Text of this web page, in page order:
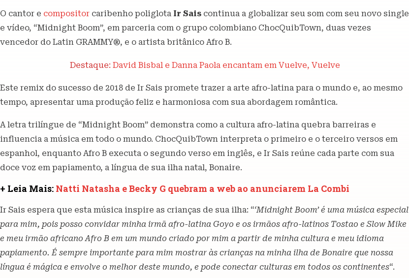
O cantor e compositor caribenho poliglota Ir Sais continua a globalizar seu som com seu novo single
e vídeo, “Midnight Boom”, em parceria com o grupo colombiano ChocQuibTown, duas vezes
vencedor do Latin GRAMMY®, e o artista britânico Afro B.
Destaque:David Bisbal e Danna Paola encantam em Vuelve, Vuelve
Este remix do sucesso de 2018 de Ir Sais promete trazer a arte afro-latina para o mundo e, ao mesmo
tempo, apresentar uma produção feliz e harmoniosa com sua abordagem romântica.
A letra trilíngue de “Midnight Boom” demonstra como a cultura afro-latina quebra barreiras e
influencia a música em todo o mundo. ChocQuibTown interpreta o primeiro e o terceiro versos em
espanhol, enquanto Afro B executa o segundo verso em inglês, e Ir Sais reúne cada parte com sua
doce voz em papiamento, a língua de sua ilha natal, Bonaire.
+ Leia Mais: Natti Natasha e Becky G quebram a web ao anunciarem La Combi
Ir Sais espera que esta música inspire as crianças de sua ilha: “‘Midnight Boom’ é uma música especial
para mim, pois posso convidar minha irmã afro-latina Goyo e os irmãos afro-latinos Tostao e Slow Mike
e meu irmão africano Afro B em um mundo criado por mim a partir de minha cultura e meu idioma
papiamento. É sempre importante para mim mostrar às crianças na minha ilha de Bonaire que nossa
língua é mágica e envolve o melhor deste mundo, e pode conectar culturas em todos os continentes“.